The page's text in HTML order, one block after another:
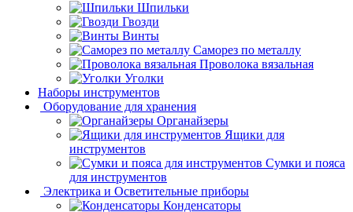
Шпильки
Гвозди
Винты
Саморез по металлу
Проволока вязальная
Уголки
Наборы инструментов
Оборудование для хранения
Органайзеры
Ящики для
инструментов
Сумки и пояса
для инструментов
Электрика и Осветительные приборы
Конденсаторы